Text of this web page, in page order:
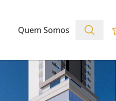
Quem Somos